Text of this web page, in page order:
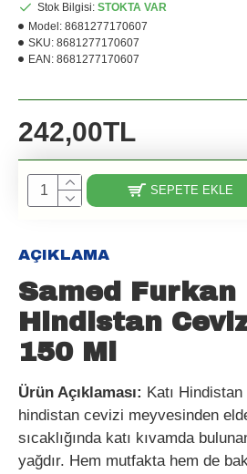
242,00TL
Stok Bilgisi: STOKTA VAR
Model: 8681277170607
SKU: 8681277170607
EAN: 8681277170607
SEPETE EKLE
AÇIKLAMA
Samed Furkan
Hindistan
150 Ml
Ürün Açıklaması: Katı
hindistan cevizi meyvesinden
sıcaklığında katı kıvamda
yağdır. Hem mutfakta hem de